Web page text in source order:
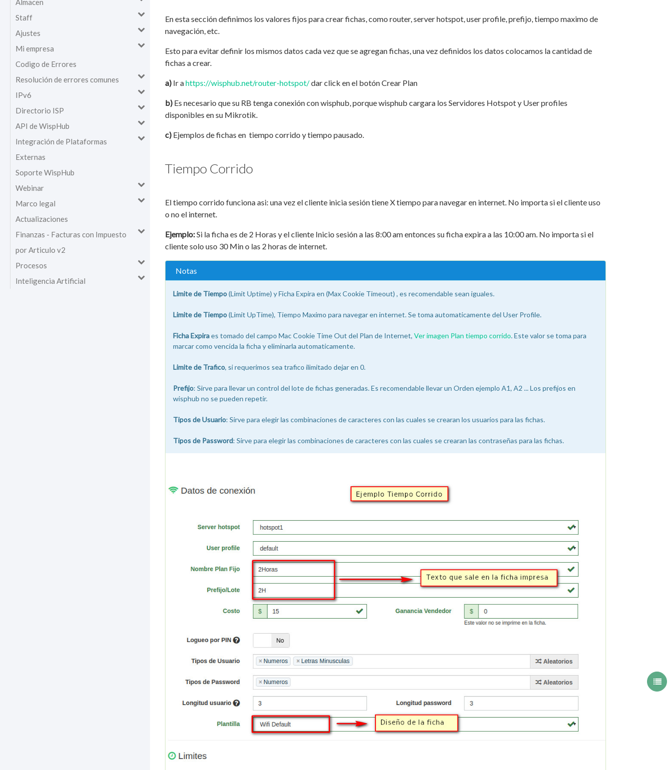
Almacen
Staff
Ajustes
Mi empresa
Codigo de Errores
Resolución de errores comunes
IPv6
Directorio ISP
API de WispHub
Integración de Plataformas
Externas
Soporte WispHub
Webinar
Marco legal
Actualizaciones
Finanzas - Facturas con Impuesto
por Articulo v2
Procesos
Inteligencia Artificial
En esta sección definimos los valores fijos para crear fichas, como router, server hotspot, user profile, prefijo, tiempo maximo de
navegación, etc.
Esto para evitar definir los mismos datos cada vez que se agregan fichas, una vez definidos los datos colocamos la cantidad de
fichas a crear.
a) Ir ahttps://wisphub.net/router-hotspot/dar click en el botón Crear Plan
b) Es necesario que su RB tenga conexión con wisphub, porque wisphub cargara los Servidores Hotspot y User profiles
disponibles en su Mikrotik.
c) Ejemplos de fichas en tiempo corrido y tiempo pausado.
Tiempo Corrido
El tiempo corrido funciona asi: una vez el cliente inicia sesión tiene X tiempo para navegar en internet. No importa si el cliente uso
o no el internet.
Ejemplo:Si la ficha es de 2 Horas y el cliente Inicio sesión a las 8:00 am entonces su ficha expira a las 10:00 am. No importa si el
cliente solo uso 30 Min o las 2 horas de internet.
Notas
Limite de Tiempo(Limit Uptime) y Ficha Expira en (Max Cookie Timeout) , es recomendable sean iguales.
Limite de Tiempo(Limit UpTime), Tiempo Maximo para navegar en internet. Se toma automaticamente del User Profile.
Ficha Expiraes tomado del campo Mac Cookie Time Out del Plan de Internet, Ver imagen Plan tiempo corrido. Este valor se toma para
marcar como vencida la ficha y eliminarla automaticamente.
Limite de Trafico, si requerimos sea trafico ilimitado dejar en 0.
Prefijo: Sirve para llevar un control del lote de fichas generadas. Es recomendable llevar un Orden ejemplo A1, A2 ... Los prefijos en
wisphub no se pueden repetir.
Tipos de Usuario: Sirve para elegir las combinaciones de caracteres con las cuales se crearan los usuarios para las fichas.
Tipos de Password: Sirve para elegir las combinaciones de caracteres con las cuales se crearan las contraseñas para las fichas.